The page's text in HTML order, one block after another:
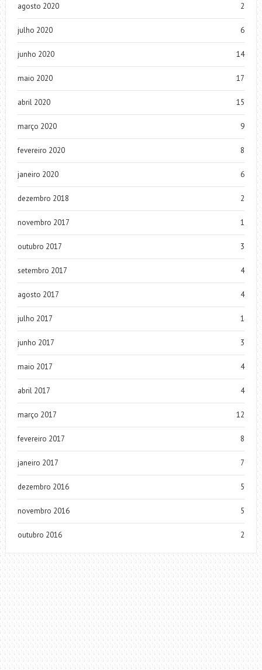
agosto 2020 2
julho 2020 6
junho 2020 14
maio 2020 17
abril 2020 15
março 2020 9
fevereiro 2020 8
janeiro 2020 6
dezembro 2018 2
novembro 2017 1
outubro 2017 3
setembro 2017 4
agosto 2017 4
julho 2017 1
junho 2017 3
maio 2017 4
abril 2017 4
março 2017 12
fevereiro 2017 8
janeiro 2017 7
dezembro 2016 5
novembro 2016 5
outubro 2016 2